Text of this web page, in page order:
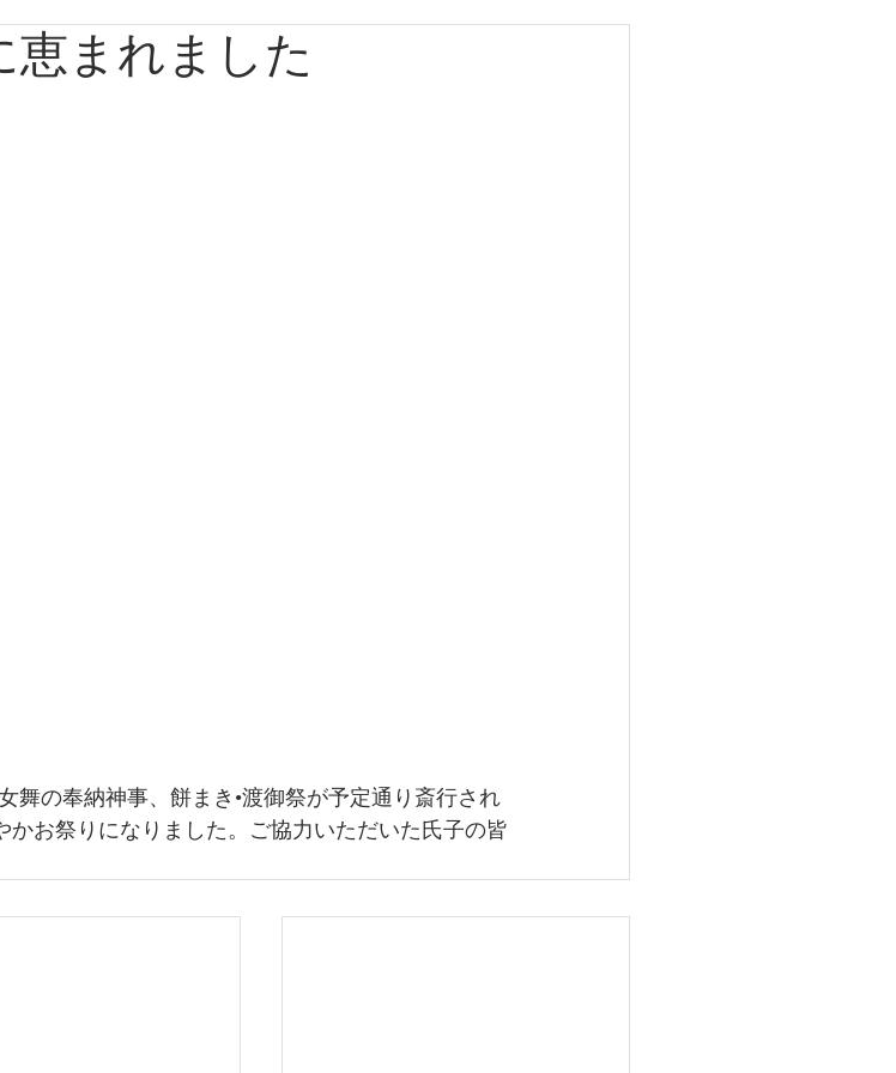
恵まれました
舞の奉納神事、餅まき•渡御祭が予定通り斎行され
かお祭りになりました。ご協力いただいた氏子の皆